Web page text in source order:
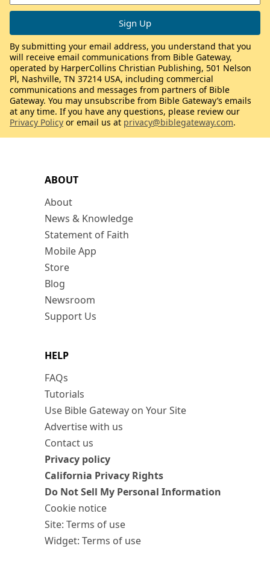
ABOUT
About
News & Knowledge
Statement of Faith
Mobile App
Store
Blog
Newsroom
Support Us
HELP
FAQs
Tutorials
Use Bible Gateway on Your Site
Advertise with us
Contact us
Privacy policy
California Privacy Rights
Do Not Sell My Personal Information
Cookie notice
Site: Terms of use
Widget: Terms of use
By submitting your email address, you understand that you
will receive email communications from Bible Gateway,
operated by HarperCollins Christian Publishing, 501 Nelson
Pl, Nashville, TN 37214 USA, including commercial
communications and messages from partners of Bible
Gateway. You may unsubscribe from Bible Gateway’s emails
at any time. If you have any questions, please review our
Privacy Policy or email us at privacy@biblegateway.com.